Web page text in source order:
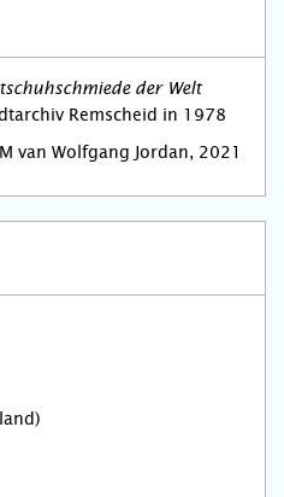
der Welt
Remscheid in 1978
van Wolfgang Jordan, 2021